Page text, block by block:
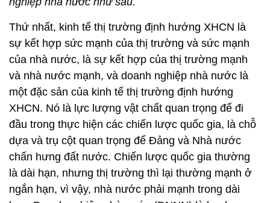
Thứ nhất, kinh tế thị trường định hướng XHCN là
sự kết hợp sức mạnh của thị trường và sức mạnh
của nhà nước, là sự kết hợp của thị trường mạnh
và nhà nước mạnh, và doanh nghiệp nhà nước là
một đặc sản của kinh tế thị trường định hướng
XHCN. Nó là lực lượng vật chất quan trọng để đi
đầu trong thực hiện các chiến lược quốc gia, là chỗ
dựa và trụ cột quan trọng để Đảng và Nhà nước
chấn hưng đất nước. Chiến lược quốc gia thường
là dài hạn, nhưng thị trường thì lại thường mạnh ở
ngắn hạn, vì vậy, nhà nước phải mạnh trong dài